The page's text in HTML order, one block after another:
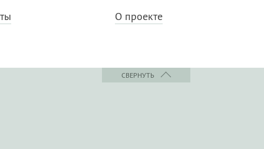
О проекте
СВЕРНУТЬ